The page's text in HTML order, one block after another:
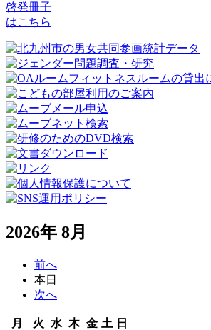
啓発冊子
はこちら
2026年 8月
前へ
本日
次へ
月 火 火水 水
木木金金土 土
日